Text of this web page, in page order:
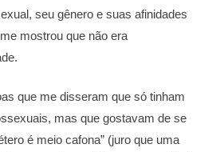
seu gênero e suas afinidades
mostrou que não era
que me disseram que só tinham
mas que gostavam de se
é meio cafona” (juro que uma